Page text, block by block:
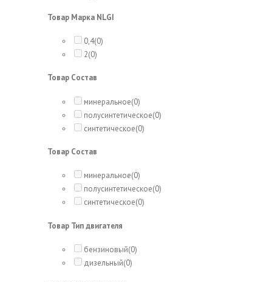
Товар Марка NLGI
0,4(0)
2(0)
Товар Состав
минеральное(0)
полусинтетическое(0)
синтетическое(0)
Товар Состав
минеральное(0)
полусинтетическое(0)
синтетическое(0)
Товар Тип двигателя
бензиновый(0)
дизельный(0)